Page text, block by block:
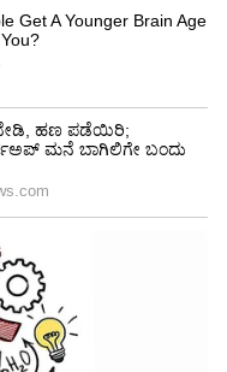
ಸಮ್ಮೇಳನ
ಮುಖ್ಯ
ನಗರ
ಮತ್ತು
ಸೇರಿದಂತೆ ಹಲವರು
ಎಂಫಸಿಸ್‌, ನಾಸ್ಕಾಂ,
ಸಾಫ್‌್ಟವೇರ್‌